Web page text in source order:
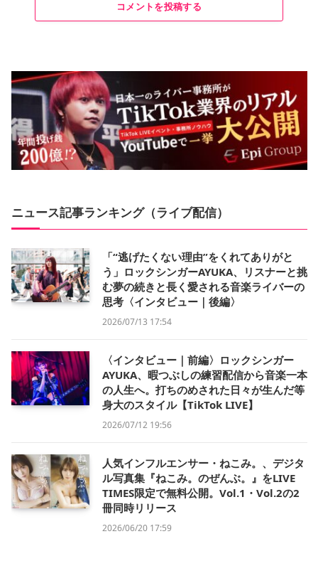
コメントを投稿する
ニュース記事ランキング（ライブ配信）
「“逃げたくない理由”をくれてありがと
う」ロックシンガーAYUKA、リスナーと挑
む夢の続きと長く愛される音楽ライバーの
思考〈インタビュー｜後編〉
2026/07/13 17:54
〈インタビュー｜前編〉ロックシンガー
AYUKA、暇つぶしの練習配信から音楽一本
の人生へ。打ちのめされた日々が生んだ等
身大のスタイル【TikTok LIVE】
2026/07/12 19:56
人気インフルエンサー・ねこみ。、デジタ
ル写真集『ねこみ。のぜんぶ。』をLIVE
TIMES限定で無料公開。Vol.1・Vol.2の2
冊同時リリース
2026/06/20 17:59